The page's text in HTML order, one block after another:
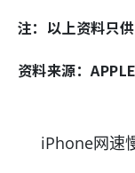
注：以上资料只
资料来源：
iPhone网速